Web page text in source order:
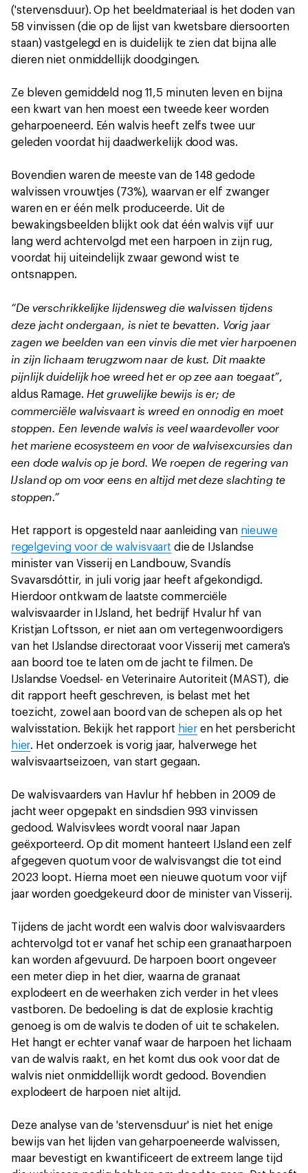
('stervensduur). Op het beeldmateriaal is het doden van
58 vinvissen (die op de lijst van kwetsbare diersoorten
staan) vastgelegd en is duidelijk te zien dat bijna alle
dieren niet onmiddellijk doodgingen.
Ze bleven gemiddeld nog 11,5 minuten leven en bijna
een kwart van hen moest een tweede keer worden
geharpoeneerd. Eén walvis heeft zelfs twee uur
geleden voordat hij daadwerkelijk dood was.
Bovendien waren de meeste van de 148 gedode
walvissen vrouwtjes (73%), waarvan er elf zwanger
waren en er één melk produceerde. Uit de
bewakingsbeelden blijkt ook dat één walvis vijf uur
lang werd achtervolgd met een harpoen in zijn rug,
voordat hij uiteindelijk zwaar gewond wist te
ontsnappen.
“De verschrikkelijke lijdensweg die walvissen tijdens
deze jacht ondergaan, is niet te bevatten. Vorig jaar
zagen we beelden van een vinvis die met vier harpoenen
in zijn lichaam terugzwom naar de kust. Dit maakte
pijnlijk duidelijk hoe wreed het er op zee aan toegaat”,
aldus Ramage. Het gruwelijke bewijs is er; de
commerciële walvisvaart is wreed en onnodig en moet
stoppen. Een levende walvis is veel waardevoller voor
het mariene ecosysteem en voor de walvisexcursies dan
een dode walvis op je bord. We roepen de regering van
IJsland op om voor eens en altijd met deze slachting te
stoppen.”
Het rapport is opgesteld naar aanleiding van nieuwe
regelgeving voor de walvisvaart die de IJslandse
minister van Visserij en Landbouw, Svandís
Svavarsdóttir, in juli vorig jaar heeft afgekondigd.
Hierdoor ontkwam de laatste commerciële
walvisvaarder in IJsland, het bedrijf Hvalur hf van
Kristjan Loftsson, er niet aan om vertegenwoordigers
van het IJslandse directoraat voor Visserij met camera's
aan boord toe te laten om de jacht te filmen. De
IJslandse Voedsel- en Veterinaire Autoriteit (MAST), die
dit rapport heeft geschreven, is belast met het
toezicht, zowel aan boord van de schepen als op het
walvisstation. Bekijk het rapport hieren het persbericht
hier. Het onderzoek is vorig jaar, halverwege het
walvisvaartseizoen, van start gegaan.
De walvisvaarders van Havlur hf hebben in 2009 de
jacht weer opgepakt en sindsdien 993 vinvissen
gedood. Walvisvlees wordt vooral naar Japan
geëxporteerd. Op dit moment hanteert IJsland een zelf
afgegeven quotum voor de walvisvangst die tot eind
2023 loopt. Hierna moet een nieuwe quotum voor vijf
jaar worden goedgekeurd door de minister van Visserij.
Tijdens de jacht wordt een walvis door walvisvaarders
achtervolgd tot er vanaf het schip een granaatharpoen
kan worden afgevuurd. De harpoen boort ongeveer
een meter diep in het dier, waarna de granaat
explodeert en de weerhaken zich verder in het vlees
vastboren. De bedoeling is dat de explosie krachtig
genoeg is om de walvis te doden of uit te schakelen.
Het hangt er echter vanaf waar de harpoen het lichaam
van de walvis raakt, en het komt dus ook voor dat de
walvis niet onmiddellijk wordt gedood. Bovendien
explodeert de harpoen niet altijd.
Deze analyse van de 'stervensduur' is niet het enige
bewijs van het lijden van geharpoeneerde walvissen,
maar bevestigt en kwantificeert de extreem lange tijd